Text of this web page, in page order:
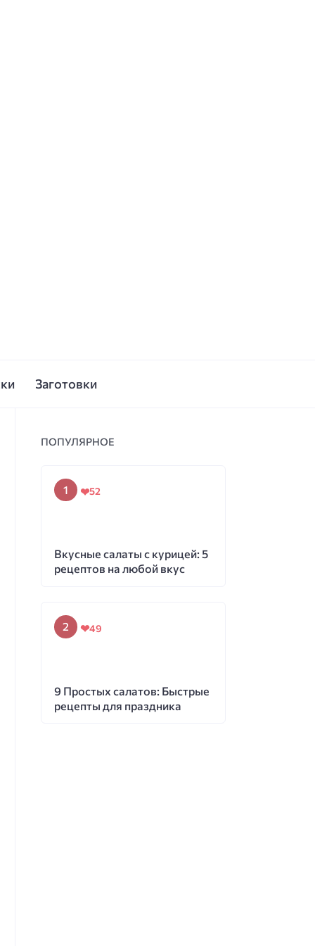
Заготовки
ПОПУЛЯРНОЕ
Вкусные салаты с курицей: 5
рецептов на любой вкус
52
9 Простых салатов: Быстрые
рецепты для праздника
49